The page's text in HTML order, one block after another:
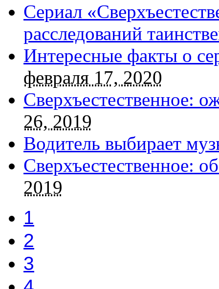
Сериал
расследований
Интересные факты о
февраля 17, 2020
Сверхъестественное:
26, 2019
Водитель выбирает
Сверхъестественное:
2019
1
2
3